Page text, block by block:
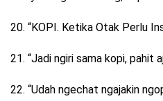
20. “KOPI. Ketika Otak Perlu
21. “Jadi ngiri sama kopi, pahit
22. “Udah ngechat ngajakin